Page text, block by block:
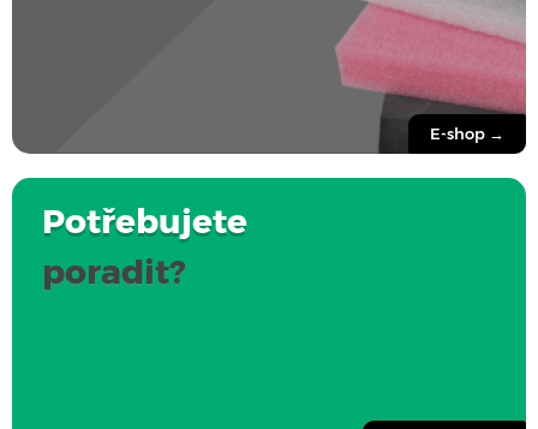
E-shop →
Potřebujete
poradit?